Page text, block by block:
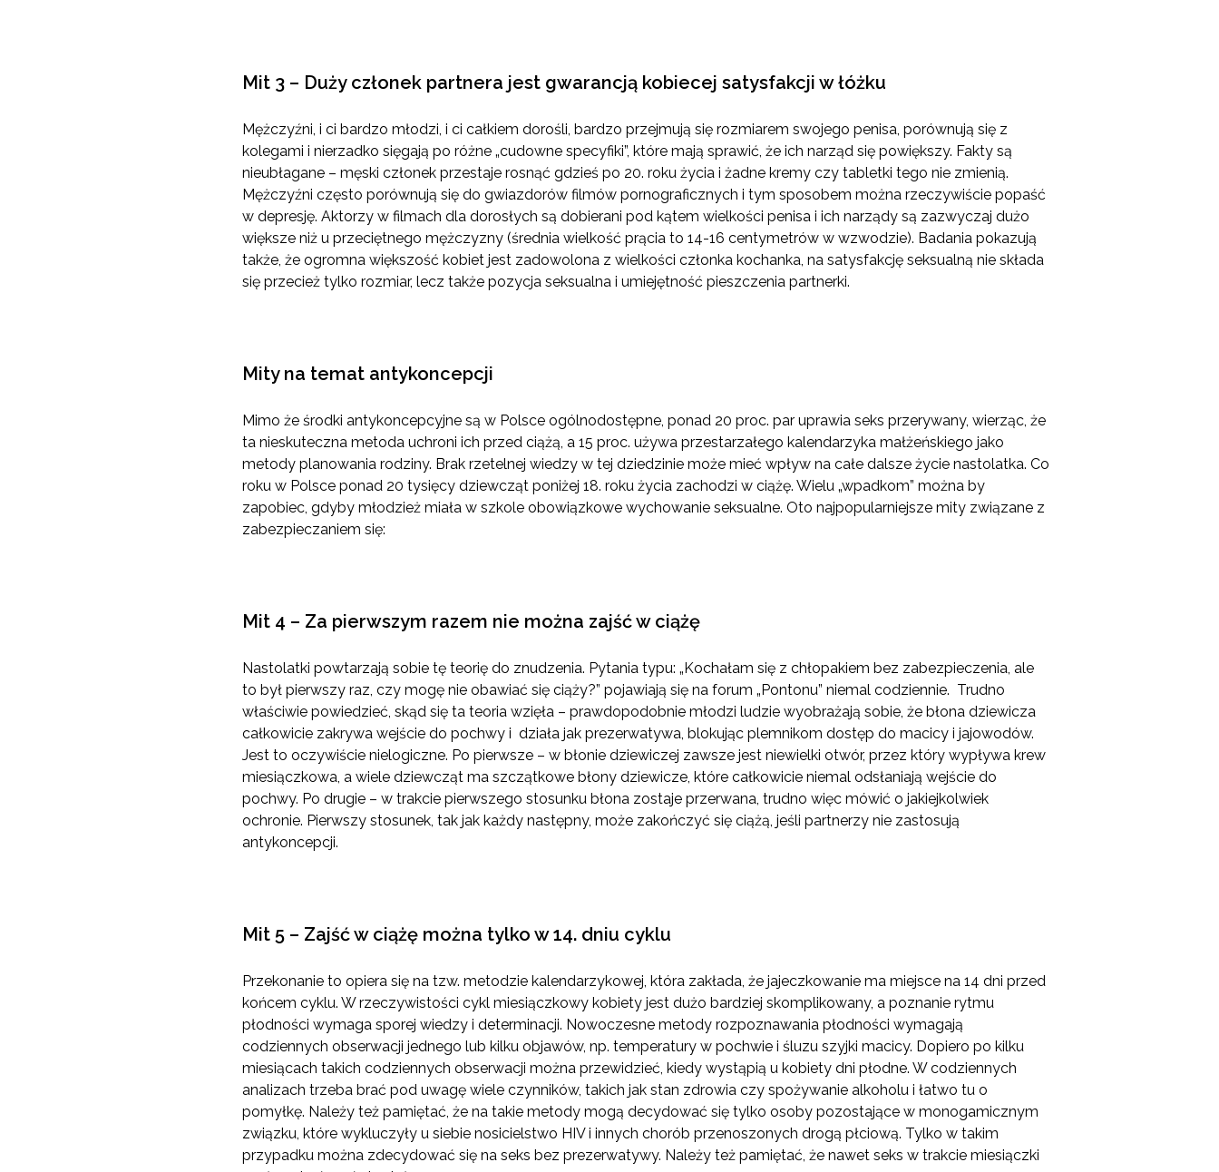
Mit 3 – Duży członek partnera jest gwarancją kobiecej satysfakcji w łóżku
Mężczyźni, i ci bardzo młodzi, i ci całkiem dorośli, bardzo przejmują się rozmiarem swojego penisa, porównują się z
kolegami i nierzadko sięgają po różne „cudowne specyfiki”, które mają sprawić, że ich narząd się powiększy. Fakty są
nieubłagane – męski członek przestaje rosnąć gdzieś po 20. roku życia i żadne kremy czy tabletki tego nie zmienią.
Mężczyźni często porównują się do gwiazdorów filmów pornograficznych i tym sposobem można rzeczywiście popaść
w depresję. Aktorzy w filmach dla dorosłych są dobierani pod kątem wielkości penisa i ich narządy są zazwyczaj dużo
większe niż u przeciętnego mężczyzny (średnia wielkość prącia to 14-16 centymetrów w wzwodzie). Badania pokazują
także, że ogromna większość kobiet jest zadowolona z wielkości członka kochanka, na satysfakcję seksualną nie składa
się przecież tylko rozmiar, lecz także pozycja seksualna i umiejętność pieszczenia partnerki.
Mity na temat antykoncepcji
Mimo że środki antykoncepcyjne są w Polsce ogólnodostępne, ponad 20 proc. par uprawia seks przerywany, wierząc, że
ta nieskuteczna metoda uchroni ich przed ciążą, a 15 proc. używa przestarzałego kalendarzyka małżeńskiego jako
metody planowania rodziny. Brak rzetelnej wiedzy w tej dziedzinie może mieć wpływ na całe dalsze życie nastolatka. Co
roku w Polsce ponad 20 tysięcy dziewcząt poniżej 18. roku życia zachodzi w ciążę. Wielu „wpadkom” można by
zapobiec, gdyby młodzież miała w szkole obowiązkowe wychowanie seksualne. Oto najpopularniejsze mity związane z
zabezpieczaniem się:
Mit 4 – Za pierwszym razem nie można zajść w ciążę
Nastolatki powtarzają sobie tę teorię do znudzenia. Pytania typu: „Kochałam się z chłopakiem bez zabezpieczenia, ale
to był pierwszy raz, czy mogę nie obawiać się ciąży?” pojawiają się na forum „Pontonu” niemal codziennie. Trudno
właściwie powiedzieć, skąd się ta teoria wzięła – prawdopodobnie młodzi ludzie wyobrażają sobie, że błona dziewicza
całkowicie zakrywa wejście do pochwy i działa jak prezerwatywa, blokując plemnikom dostęp do macicy i jajowodów.
Jest to oczywiście nielogiczne. Po pierwsze – w błonie dziewiczej zawsze jest niewielki otwór, przez który wypływa krew
miesiączkowa, a wiele dziewcząt ma szczątkowe błony dziewicze, które całkowicie niemal odsłaniają wejście do
pochwy. Po drugie – w trakcie pierwszego stosunku błona zostaje przerwana, trudno więc mówić o jakiejkolwiek
ochronie. Pierwszy stosunek, tak jak każdy następny, może zakończyć się ciążą, jeśli partnerzy nie zastosują
antykoncepcji.
Mit 5 – Zajść w ciążę można tylko w 14. dniu cyklu
Przekonanie to opiera się na tzw. metodzie kalendarzykowej, która zakłada, że jajeczkowanie ma miejsce na 14 dni przed
końcem cyklu. W rzeczywistości cykl miesiączkowy kobiety jest dużo bardziej skomplikowany, a poznanie rytmu
płodności wymaga sporej wiedzy i determinacji. Nowoczesne metody rozpoznawania płodności wymagają
codziennych obserwacji jednego lub kilku objawów, np. temperatury w pochwie i śluzu szyjki macicy. Dopiero po kilku
miesiącach takich codziennych obserwacji można przewidzieć, kiedy wystąpią u kobiety dni płodne. W codziennych
analizach trzeba brać pod uwagę wiele czynników, takich jak stan zdrowia czy spożywanie alkoholu i łatwo tu o
pomyłkę. Należy też pamiętać, że na takie metody mogą decydować się tylko osoby pozostające w monogamicznym
związku, które wykluczyły u siebie nosicielstwo HIV i innych chorób przenoszonych drogą płciową. Tylko w takim
przypadku można zdecydować się na seks bez prezerwatywy. Należy też pamiętać, że nawet seks w trakcie miesiączki